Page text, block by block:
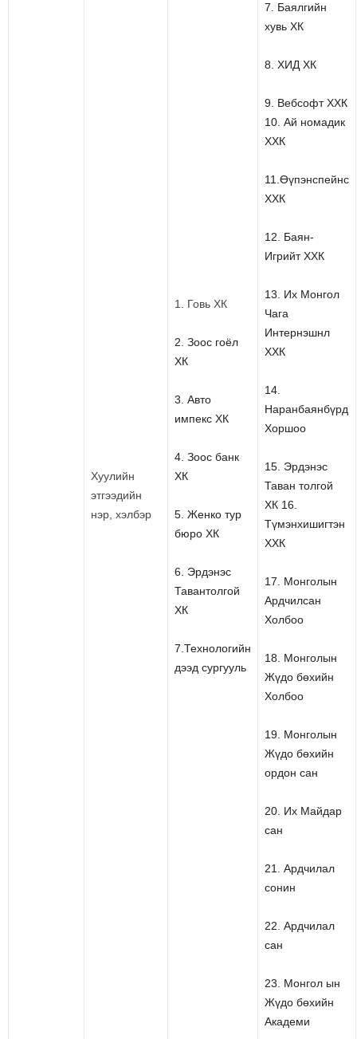
Хуулийн
этгээдийн
нэр, хэлбэр
1. Говь ХК
2. Зоос гоёл
ХК
3. Авто
импекс ХК
4. Зоос банк
ХК
5. Женко тур
бюро ХК
6. Эрдэнэс
Тавантолгой
ХК
7.Технологийн
дээд сургууль
7. Баялгийн
хувь ХК
8. ХИД ХК
9. Вебсофт ХХК
10. Ай номадик
ХХК
11.Өүпэнспейнс
ХХК
12. Баян-
Игрийт ХХК
13. Их Монгол
Чага
Интернэшнл
ХХК
14.
Наранбаянбүрд
Хоршоо
15. Эрдэнэс
Таван толгой
ХК 16.
Түмэнхишигтэн
ХХК
17. Монголын
Ардчилсан
Холбоо
18. Монголын
Жүдо бөхийн
Холбоо
19. Монголын
Жүдо бөхийн
ордон сан
20. Их Майдар
сан
21. Ардчилал
сонин
22. Ардчилал
сан
23. Монгол ын
Жүдо бөхийн
Академи